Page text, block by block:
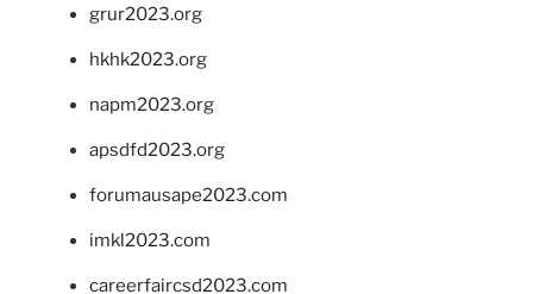
grur2023.org
hkhk2023.org
napm2023.org
apsdfd2023.org
forumausape2023.com
imkl2023.com
careerfaircsd2023.com